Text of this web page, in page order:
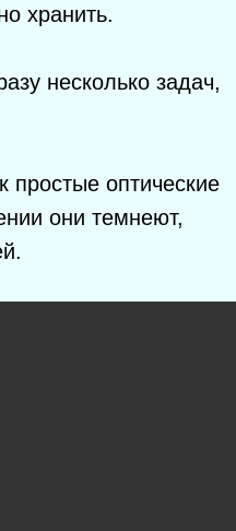
хранить.
несколько задач,
простые оптические
они темнеют,